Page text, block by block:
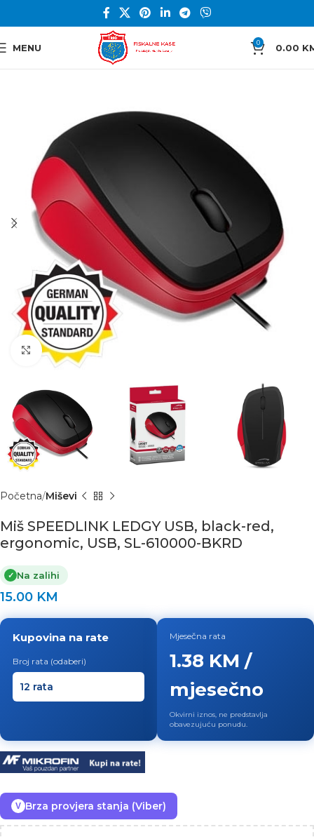
MENU 0 0.00
Click to enlarge
Početna Miševi
Miš SPEEDLINK LEDGY USB, black-red,
ergonomic, USB, SL-610000-BKRD
✓ Na zalihi
15.00 KM
Kupovina na rate
Broj rata (odaberi)
Mjesečna rata
1.38 KM /
mjesečno
Okvirni iznos, ne predstavlja
obavezujuću ponudu.
V Brza provjera stanja (Viber)